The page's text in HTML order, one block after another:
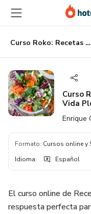
principal
página
de
página
Curso Roko: Recetas Saludables para una Vida Plena
Curso
Vida
Enrique
Formato: Cursos online y
Idioma: Español
El curso online de
respuesta perfecta